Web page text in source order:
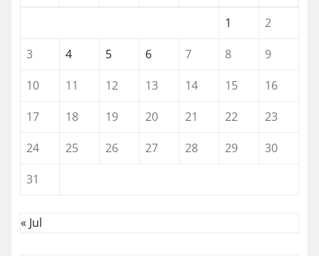
1
2
3
4 5 6 7 8
9
10
11 12 13 14 15
16
17
18 19 20 21 22
23
24
25 26 27 28 29
30
31
« Jul